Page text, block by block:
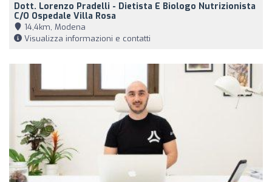
Dott. Lorenzo Pradelli - Dietista E Biologo Nutrizionista
C/o Ospedale Villa Rosa
14,4km, Modena
Visualizza informazioni e contatti